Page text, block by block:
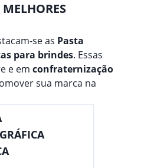
se as Pasta
para brindes. Essas
e em confraternização
sua marca na